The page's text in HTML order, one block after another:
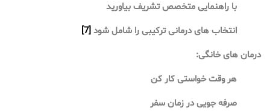
با راهنمایی متخصص تشریف بیاورید
انتخاب های درمانی ترکیبی را شامل شود[7]
درمان های خانگی:
هر وقت خواستی کار کن
صرفه جویی در زمان سفر